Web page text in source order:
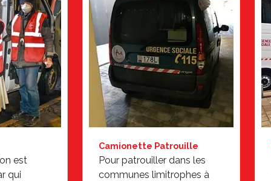
est
qui
Camionette Patrouille
Pour patrouiller dans les
communes limitrophes à